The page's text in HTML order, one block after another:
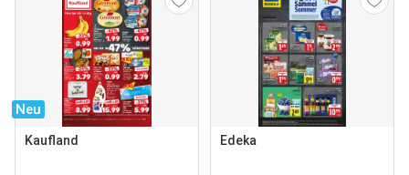
Neu
Kaufland Edeka